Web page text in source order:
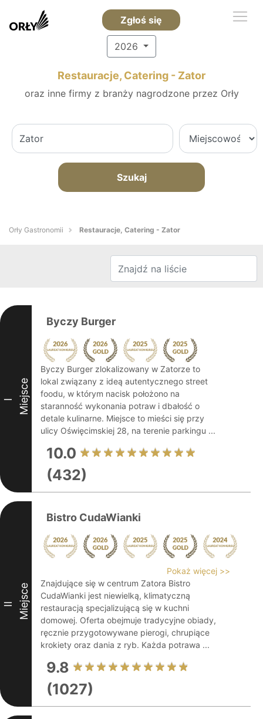
Zgłoś się
2026
Restauracje, Catering - Zator
oraz inne firmy z branży nagrodzone przez Orły
Szukaj
Orły Gastronomii Restauracje, Catering - Zator
I Miejsce
Byczy Burger
Byczy Burger zlokalizowany w Zatorze to
lokal związany z ideą autentycznego street
foodu, w którym nacisk położono na
staranność wykonania potraw i dbałość o
detale kulinarne. Miejsce to mieści się przy
ulicy Oświęcimskiej 28, na terenie parkingu ...
10.0
(432)
II Miejsce
Bistro CudaWianki
Pokaż więcej >>
Znajdujące się w centrum Zatora Bistro
CudaWianki jest niewielką, klimatyczną
restauracją specjalizującą się w kuchni
domowej. Oferta obejmuje tradycyjne obiady,
ręcznie przygotowywane pierogi, chrupiące
krokiety oraz dania z ryb. Każda potrawa ...
9.8
(1027)